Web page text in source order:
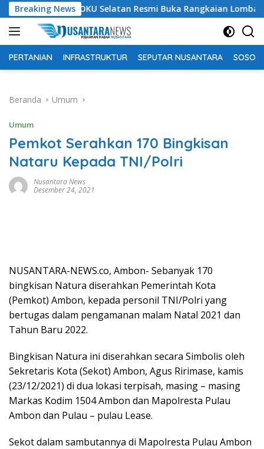
Langsung
ke
konten
Breaking News
OKU Selatan Resmi Buka Rangkaian Lomba Peringatan
PERTANIAN INFRASTRUKTUR SEPUTAR NUSANTARA SOSOK
Beranda Umum
Umum
Pemkot Serahkan 170 Bingkisan
Nataru Kepada TNI/Polri
Nusantara News
Desember 24, 2021
NUSANTARA-NEWS.co, Ambon- Sebanyak 170
bingkisan Natura diserahkan Pemerintah Kota
(Pemkot) Ambon, kepada personil TNI/Polri yang
bertugas dalam pengamanan malam Natal 2021 dan
Tahun Baru 2022.
Bingkisan Natura ini diserahkan secara Simbolis oleh
Sekretaris Kota (Sekot) Ambon, Agus Ririmase, kamis
(23/12/2021) di dua lokasi terpisah, masing – masing
Markas Kodim 1504 Ambon dan Mapolresta Pulau
Ambon dan Pulau – pulau Lease.
Sekot dalam sambutannya di Mapolresta Pulau Ambon